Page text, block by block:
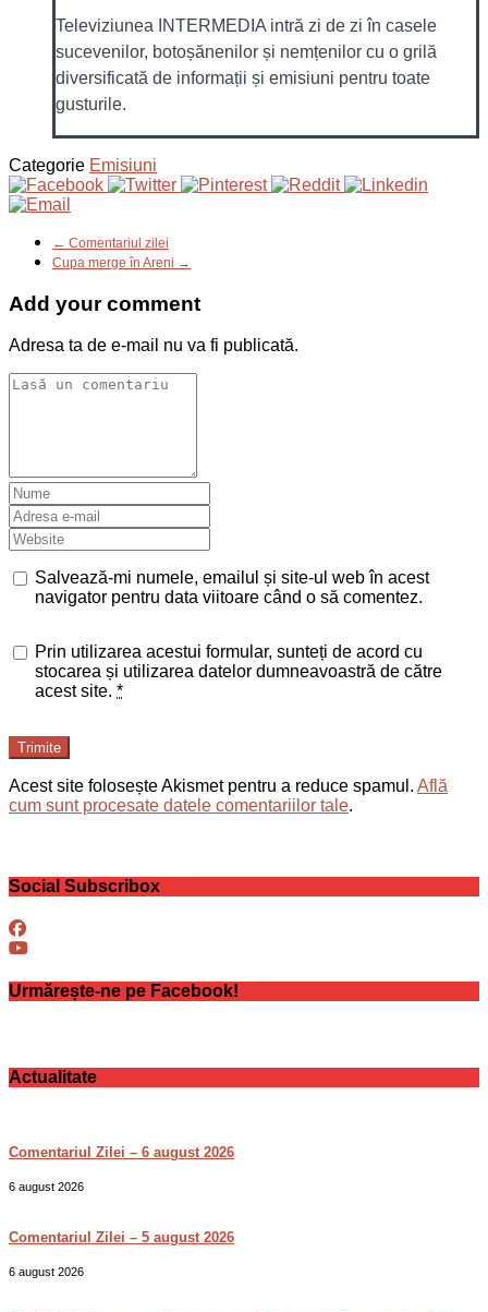
Televiziunea INTERMEDIA intră zi de zi în casele
sucevenilor, botoșănenilor și nemțenilor cu o grilă
diversificată de informații și emisiuni pentru toate
gusturile.
Categorie Emisiuni
← Comentariul zilei
Cupa merge în Areni →
Add your comment
Adresa ta de e-mail nu va fi publicată.
Salvează-mi numele, emailul și site-ul web în acest
navigator pentru data viitoare când o să comentez.
Prin utilizarea acestui formular, sunteți de acord cu
stocarea și utilizarea datelor dumneavoastră de către
acest site. *
Trimite
Acest site folosește Akismet pentru a reduce spamul. Află
cum sunt procesate datele comentariilor tale.
Social Subscribox
Urmărește-ne pe Facebook!
Actualitate
Comentariul Zilei – 6 august 2026
6 august 2026
Comentariul Zilei – 5 august 2026
6 august 2026